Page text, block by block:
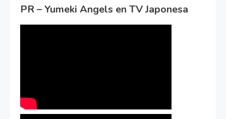
PR – Yumeki Angels en TV Japonesa